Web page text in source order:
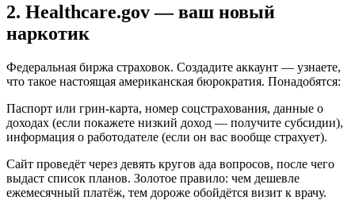
2. Healthcare.gov — ваш новый
наркотик
Федеральная биржа страховок. Создадите аккаунт — узнаете,
что такое настоящая американская бюрократия. Понадобятся:
Паспорт или грин-карта, номер соцстрахования, данные о
доходах (если покажете низкий доход — получите субсидии),
информация о работодателе (если он вас вообще страхует).
Сайт проведёт через девять кругов ада вопросов, после чего
выдаст список планов. Золотое правило: чем дешевле
ежемесячный платёж, тем дороже обойдётся визит к врачу.